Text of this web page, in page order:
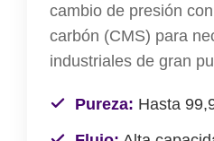
cambio de presión
carbón (CMS) para
industriales de gran
Pureza: Hasta